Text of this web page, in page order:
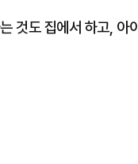
것도 집에서 하고, 아이